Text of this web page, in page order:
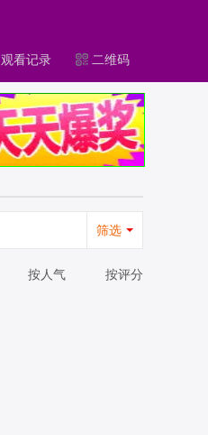
二维码
观看记录
筛选
按人气 按评分